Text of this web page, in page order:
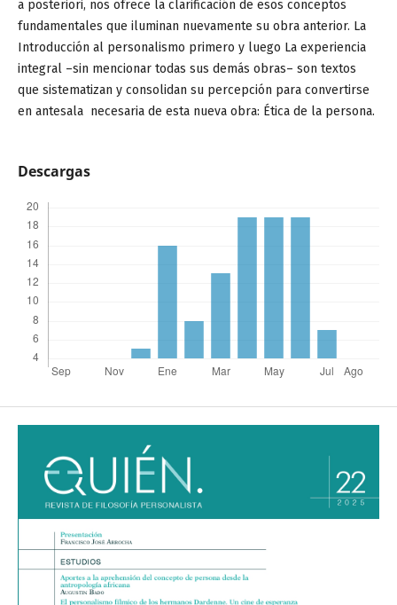
a posteriori, nos ofrece la clarificación de esos conceptos
fundamentales que iluminan nuevamente su obra anterior. La
Introducción al personalismo primero y luego La experiencia
integral –sin mencionar todas sus demás obras– son textos
que sistematizan y consolidan su percepción para convertirse
en antesala necesaria de esta nueva obra: Ética de la persona.
Descargas